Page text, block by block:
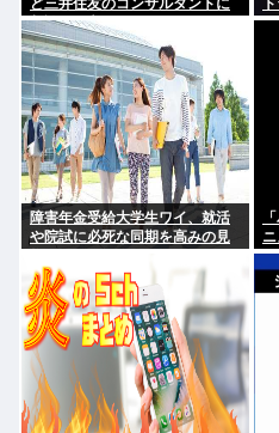
ど三井住友のコンサルタントに
相談した方がいいのか？
障害年金受給大学生ワイ、就活
や院試に必死な同期を高みの見